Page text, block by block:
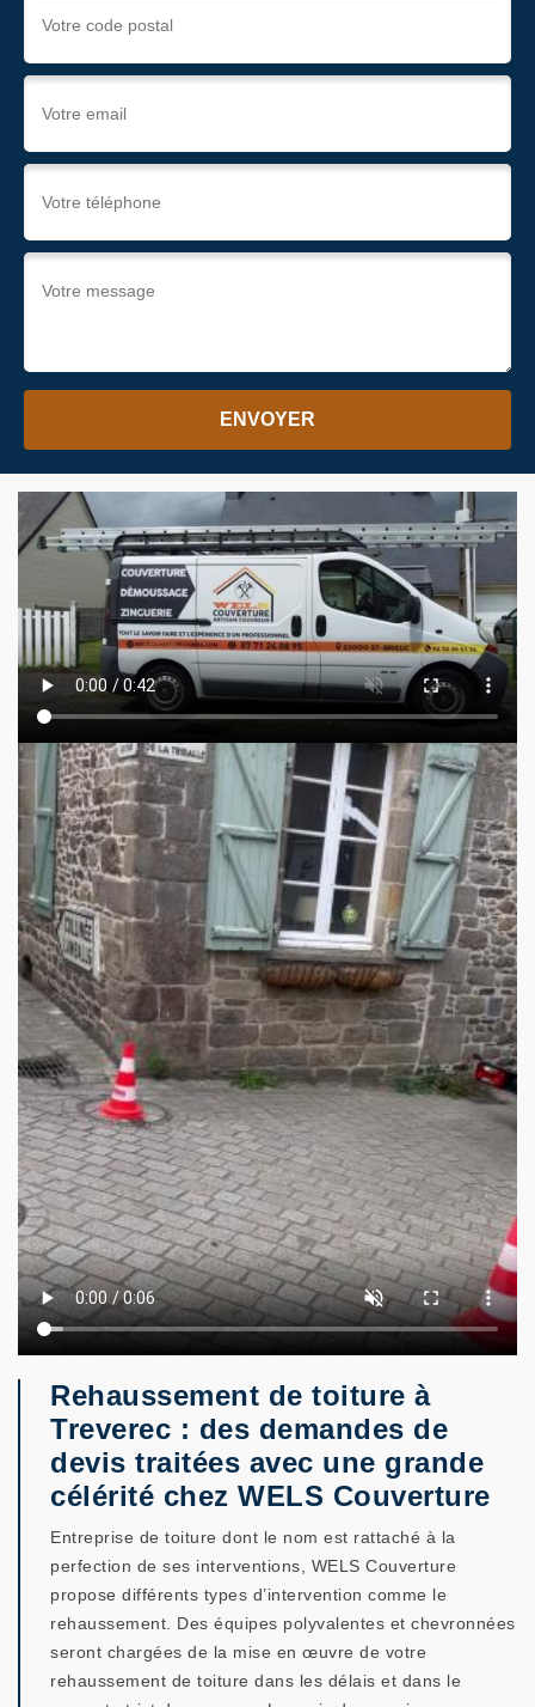
Rehaussement de toiture à
Treverec : des demandes de
devis traitées avec une grande
célérité chez WELS Couverture
Entreprise de toiture dont le nom est rattaché à la
perfection de ses interventions, WELS Couverture
propose différents types d’intervention comme le
rehaussement. Des équipes polyvalentes et chevronnées
seront chargées de la mise en œuvre de votre
rehaussement de toiture dans les délais et dans le